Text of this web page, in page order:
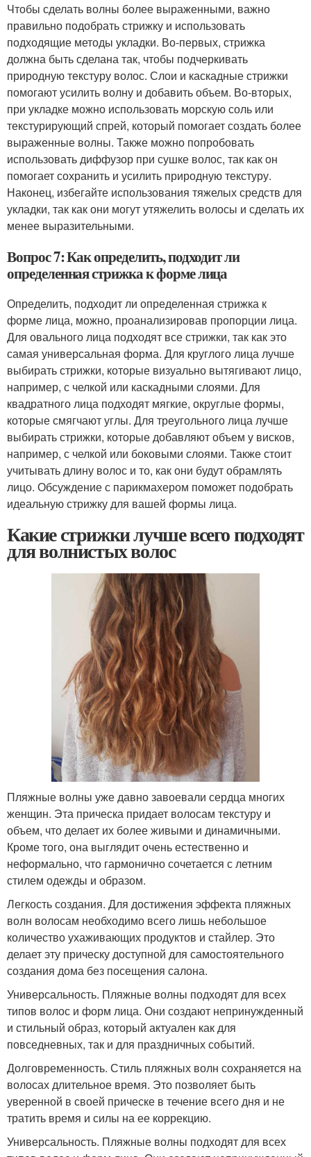
Чтобы сделать волны более выраженными, важно
правильно подобрать стрижку и использовать
подходящие методы укладки. Во-первых, стрижка
должна быть сделана так, чтобы подчеркивать
природную текстуру волос. Слои и каскадные стрижки
помогают усилить волну и добавить объем. Во-вторых,
при укладке можно использовать морскую соль или
текстурирующий спрей, который помогает создать более
выраженные волны. Также можно попробовать
использовать диффузор при сушке волос, так как он
помогает сохранить и усилить природную текстуру.
Наконец, избегайте использования тяжелых средств для
укладки, так как они могут утяжелить волосы и сделать их
менее выразительными.
Вопрос 7: Как определить, подходит ли
определенная стрижка к форме лица
Определить, подходит ли определенная стрижка к
форме лица, можно, проанализировав пропорции лица.
Для овального лица подходят все стрижки, так как это
самая универсальная форма. Для круглого лица лучше
выбирать стрижки, которые визуально вытягивают лицо,
например, с челкой или каскадными слоями. Для
квадратного лица подходят мягкие, округлые формы,
которые смягчают углы. Для треугольного лица лучше
выбирать стрижки, которые добавляют объем у висков,
например, с челкой или боковыми слоями. Также стоит
учитывать длину волос и то, как они будут обрамлять
лицо. Обсуждение с парикмахером поможет подобрать
идеальную стрижку для вашей формы лица.
Какие стрижки лучше всего подходят
для волнистых волос
Пляжные волны уже давно завоевали сердца многих
женщин. Эта прическа придает волосам текстуру и
объем, что делает их более живыми и динамичными.
Кроме того, она выглядит очень естественно и
неформально, что гармонично сочетается с летним
стилем одежды и образом.
Легкость создания. Для достижения эффекта пляжных
волн волосам необходимо всего лишь небольшое
количество ухаживающих продуктов и стайлер. Это
делает эту прическу доступной для самостоятельного
создания дома без посещения салона.
Универсальность. Пляжные волны подходят для всех
типов волос и форм лица. Они создают непринужденный
и стильный образ, который актуален как для
повседневных, так и для праздничных событий.
Долговременность. Стиль пляжных волн сохраняется на
волосах длительное время. Это позволяет быть
уверенной в своей прическе в течение всего дня и не
тратить время и силы на ее коррекцию.
Универсальность. Пляжные волны подходят для всех